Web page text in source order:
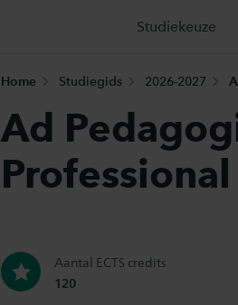
Studiekeuze
Home Studiegids 2026-2027
Ad
Aantal ECTS credits
120